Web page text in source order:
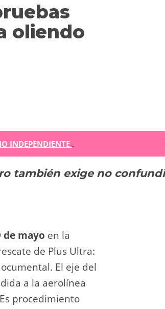
oliendo
INDEPENDIENTE .
también exige no
de mayo en la
de Plus Ultra:
El eje del
a la aerolínea
procedimiento